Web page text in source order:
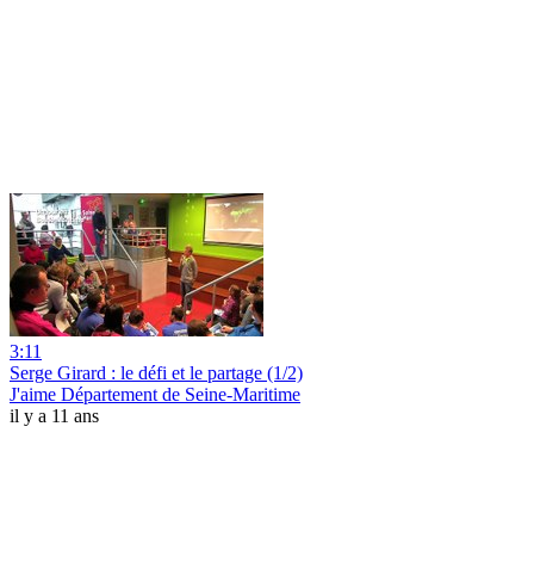
3:11
Serge Girard : le défi et le partage (1/2)
J'aime Département de Seine-Maritime
il y a 11 ans